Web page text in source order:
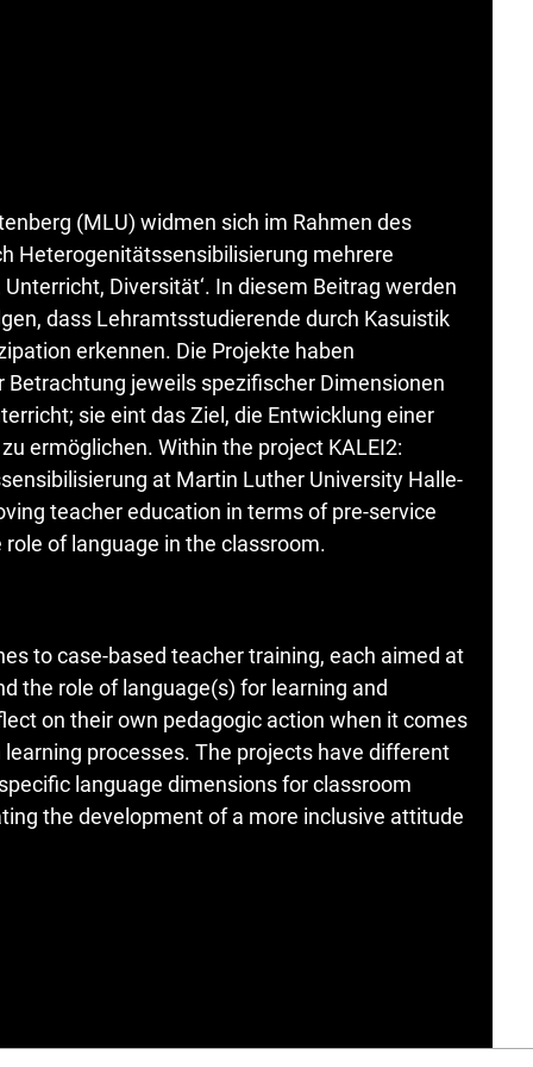
(MLU) widmen sich im Rahmen des
Heterogenitätssensibilisierung mehrere
Diversität‘. In diesem Beitrag werden
dass Lehramtsstudierende durch Kasuistik
erkennen. Die Projekte haben
jeweils spezifischer Dimensionen
sie eint das Ziel, die Entwicklung einer
ermöglichen. Within the project KALEI2:
at Martin Luther University Halle-
teacher education in terms of pre-service
of language in the classroom.
to case-based teacher training, each aimed at
the role of language(s) for learning and
on their own pedagogic action when it comes
processes. The projects have different
language dimensions for classroom
the development of a more inclusive attitude